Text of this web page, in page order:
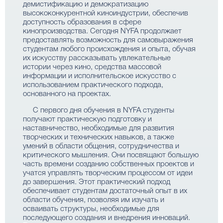
демистификацию и демократизацию
высококонкурентной киноиндустрии, обеспечив
доступность образования в сфере
кинопроизводства. Сегодня NYFA продолжает
предоставлять возможность для самовыражения
студентам любого происхождения и опыта, обучая
их искусству рассказывать увлекательные
истории через кино, средства массовой
информации и исполнительское искусство с
использованием практического подхода,
основанного на проектах.
С первого дня обучения в NYFA студенты
получают практическую подготовку и
наставничество, необходимые для развития
творческих и технических навыков, а также
умений в области общения, сотрудничества и
критического мышления. Они посвящают большую
часть времени созданию собственных проектов и
учатся управлять творческим процессом от идеи
до завершения. Этот практический подход
обеспечивает студентам достаточный опыт в их
области обучения, позволяя им изучать и
осваивать структуры, необходимые для
последующего создания и внедрения инноваций.